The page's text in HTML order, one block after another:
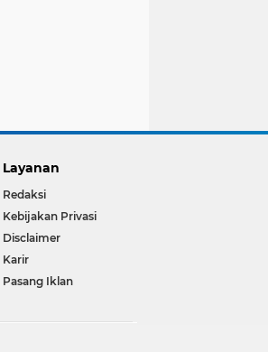
Layanan
Redaksi
Kebijakan Privasi
Disclaimer
Karir
Pasang Iklan